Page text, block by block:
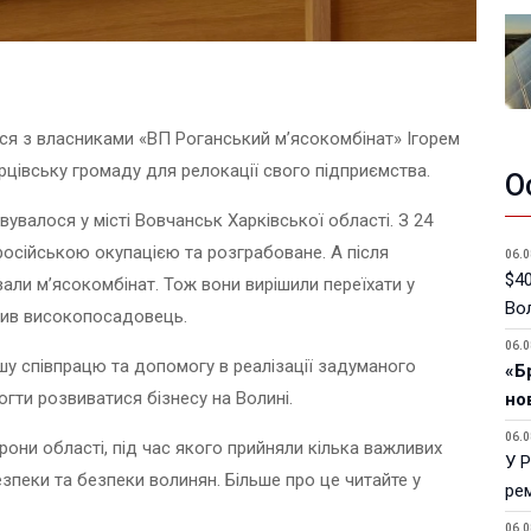
з власниками «ВП Роганський м’ясокомбінат» Ігорем
громаду для релокації свого підприємства.
у місті Вовчанськ Харківської області. З 24
окупацією та розграбоване. А після
м’ясокомбінат. Тож вони вирішили переїхати у
високопосадовець.
співпрацю та допомогу в реалізації задуманого
розвиватися бізнесу на Волині.
області, під час якого прийняли кілька важливих
та безпеки волинян. Більше про це читайте у
У